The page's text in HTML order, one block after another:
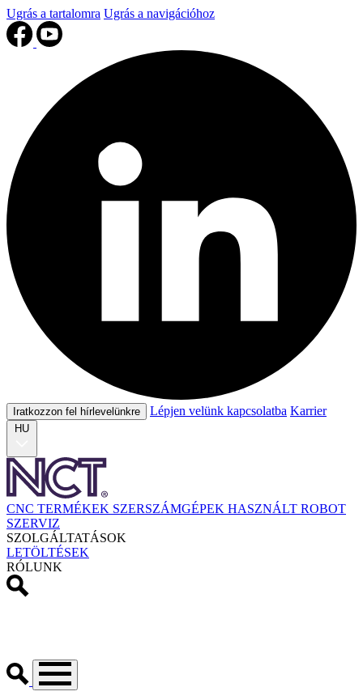
Ugrás a tartalomra Ugrás a navigációhoz
Iratkozzon fel hírlevelünkre Lépjen velünk kapcsolatba Karrier
HU
CNC TERMÉKEK SZERSZÁMGÉPEK HASZNÁLT ROBOT
SZERVIZ
SZOLGÁLTATÁSOK
LETÖLTÉSEK
RÓLUNK